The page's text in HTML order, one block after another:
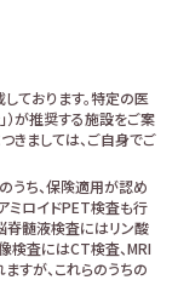
ております。特定の医
）が推奨する施設をご案
きましては、ご自身でご
うち、保険適用が認め
ミロイドPET検査も行
脊髄液検査にはリン酸
検査にはCT検査、MRI
すが、これらのうちの